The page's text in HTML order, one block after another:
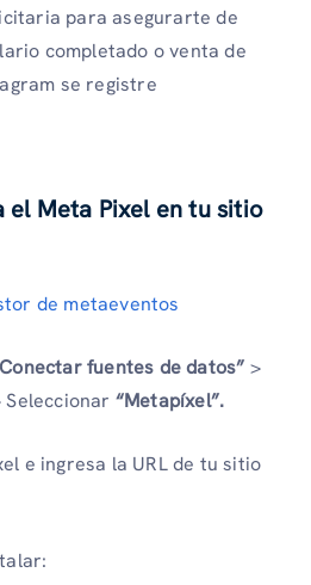
para asegurarte de
completado o venta de
se registre
el Meta Pixel en tu sitio
de metaeventos
fuentes de datos” >
“Metapíxel”.
e ingresa la URL de tu sitio